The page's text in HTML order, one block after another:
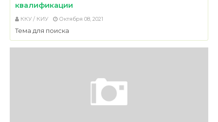
квалификации
ККУ / КИУ Октября 08, 2021
Тема для поиска